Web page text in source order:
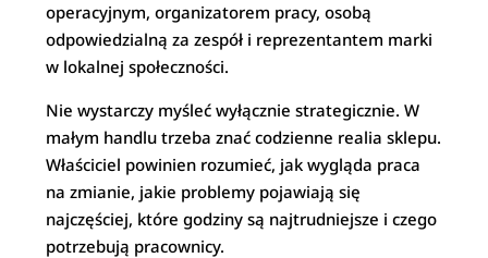
operacyjnym, organizatorem pracy, osobą
odpowiedzialną za zespół i reprezentantem marki
w lokalnej społeczności.
Nie wystarczy myśleć wyłącznie strategicznie. W
małym handlu trzeba znać codzienne realia sklepu.
Właściciel powinien rozumieć, jak wygląda praca
na zmianie, jakie problemy pojawiają się
najczęściej, które godziny są najtrudniejsze i czego
potrzebują pracownicy.